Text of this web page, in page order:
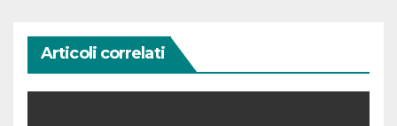
Articoli correlati